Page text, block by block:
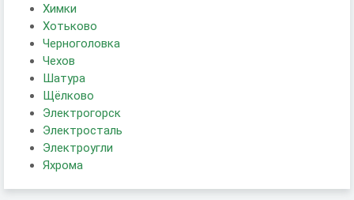
Химки
Хотьково
Черноголовка
Чехов
Шатура
Щёлково
Электрогорск
Электросталь
Электроугли
Яхрома